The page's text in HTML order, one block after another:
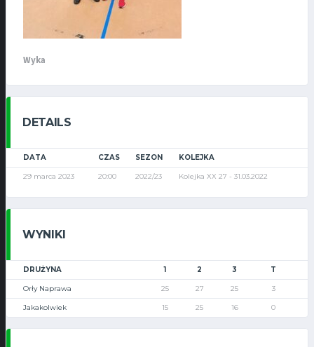
Wyka
DETAILS
DATA CZAS SEZON KOLEJKA
29 marca 2023 20:00 2022/23 Kolejka XX 27 - 31.03.2022
WYNIKI
DRUŻYNA 1 2 3 T
Orły Naprawa 25 27 25 3
Jakakolwiek 15 25 16 0